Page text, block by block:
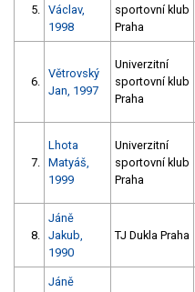
5. Václav,
1998
sportovní klub
Praha
6.
Větrovský
Jan, 1997
Univerzitní
sportovní klub
Praha
7.
Lhota
Matyáš,
1999
Univerzitní
sportovní klub
Praha
8.
Jáně
Jakub,
1990
TJ Dukla Praha
Jáně